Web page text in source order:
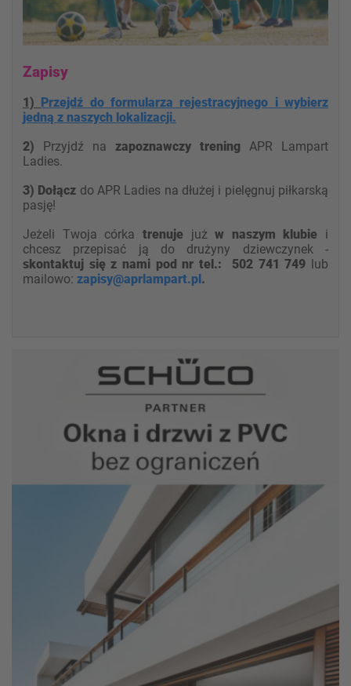
Zapisy
1)
Przejdź do formularza rejestracyjnego i wybierz
jedną z naszych lokalizacji.
2)
Przyjdź na zapoznawczy trening APR Lampart
Ladies.
3) Dołącz do APR Ladies na dłużej i pielęgnuj piłkarską
pasję!
Jeżeli Twoja córka trenuje jużw naszym klubie i
chcesz przepisać ją do drużyny dziewczynek -
skontaktuj się z nami pod nr tel.: 502 741 749 lub
mailowo: zapisy@aprlampart.pl .